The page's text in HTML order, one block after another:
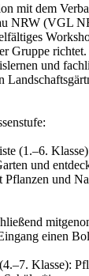
mit dem
NRW (VGL
Gruppe
und
(1.–6.
und
Pflanzen und
einen
Klasse):